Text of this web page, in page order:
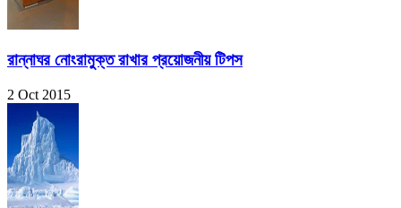
রান্নাঘর নোংরামুক্ত রাখার প্রয়োজনীয় টিপস
2 Oct 2015